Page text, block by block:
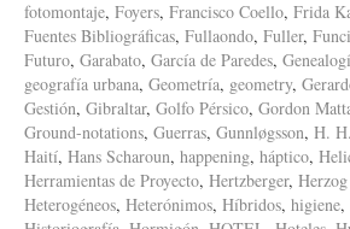
fotomontaje, Foyers, Francisco Coello, Frida
Fuentes Bibliográficas, Fullaondo, Fuller,
Futuro, Garabato, García de Paredes,
geografía urbana, Geometría, geometry,
Gestión, Gibraltar, Golfo Pérsico, Gordon
Ground-notations, Guerras, Gunnløgsson, H.
Haití, Hans Scharoun, happening, háptico,
Herramientas de Proyecto, Hertzberger,
Heterogéneos, Heterónimos, Híbridos, higiene,